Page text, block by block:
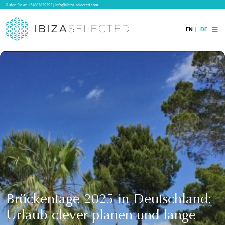
Rufen Sie an+34662629295|info@ibiza-selected.com
Verkauf
Blog
Services
Kontakt
EN DE
Brückentage 2025 in Deutschland:
Urlaub clever planen und lange